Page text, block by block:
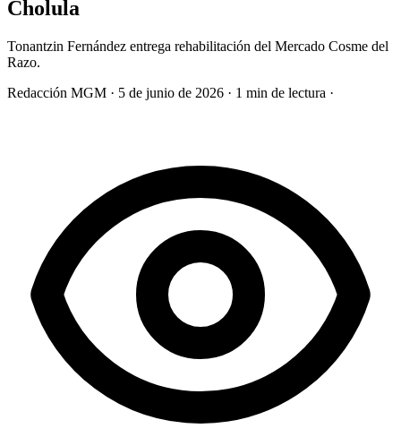
Cholula
Tonantzin Fernández entrega rehabilitación del Mercado Cosme del
Razo.
Redacción MGM · 5 de junio de 2026 · 1 min de lectura ·